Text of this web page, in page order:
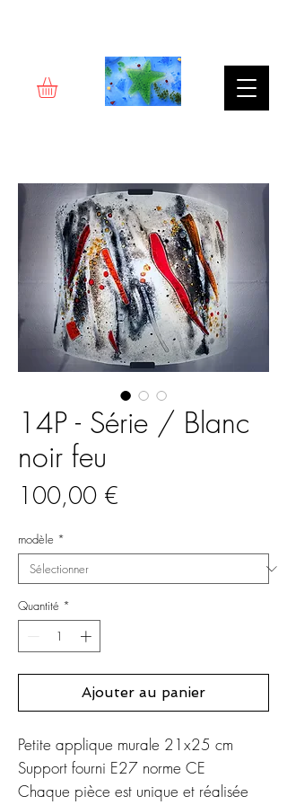
14P - Série / Blanc
noir feu
100,00 €
modèle *
Quantité *
Ajouter au panier
Petite applique murale 21x25 cm
Support fourni E27 norme CE
Chaque pièce est unique et réalisée